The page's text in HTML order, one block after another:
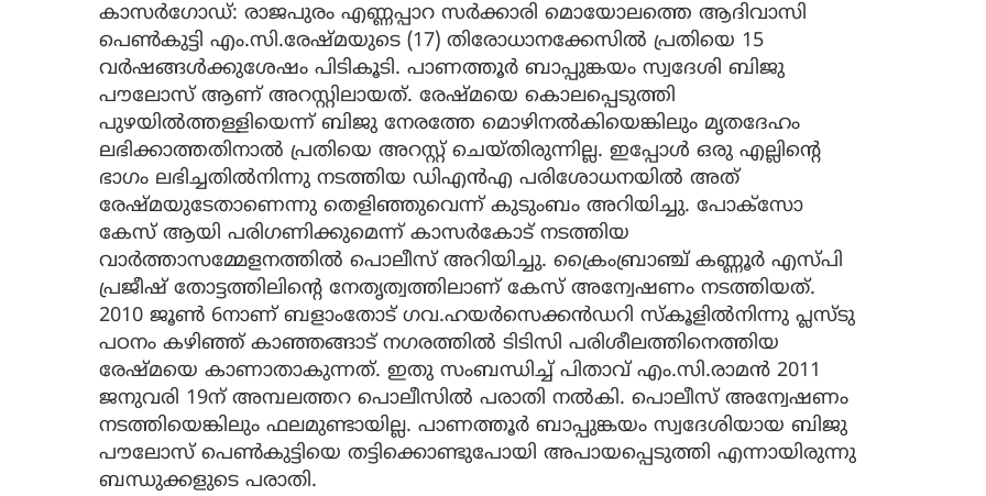
കാസർഗോഡ്: രാജപുരം എണ്ണപ്പാറ സർക്കാരി മൊയോലത്തെ ആദിവാസി
പെൺകുട്ടി എം.സി.രേഷ്മയുടെ (17) തിരോധാനക്കേസിൽ പ്രതിയെ 15
വർഷങ്ങള്‍ക്കുശേഷം പിടികൂടി. പാണത്തൂർ ബാപ്പുങ്കയം സ്വദേശി ബിജു
പൗലോസ് ആണ് അറസ്റ്റിലായത്. രേഷ്മയെ കൊലപ്പെടുത്തി
പുഴയിൽത്തള്ളിയെന്ന് ബിജു നേരത്തേ മൊഴിനൽകിയെങ്കിലും മൃതദേഹം
ലഭിക്കാത്തതിനാൽ പ്രതിയെ അറസ്റ്റ് ചെയ്തിരുന്നില്ല. ഇപ്പോൾ ഒരു എല്ലിന്റെ
ഭാഗം ലഭിച്ചതിൽനിന്നു നടത്തിയ ഡിഎൻഎ പരിശോധനയിൽ‌ അത്
രേഷ്മയുടേതാണെന്നു തെളിഞ്ഞുവെന്ന് കുടുംബം അറിയിച്ചു. പോക്സോ
കേസ് ആയി പരിഗണിക്കുമെന്ന് കാസർകോട് നടത്തിയ
വാർത്താസമ്മേളനത്തിൽ പൊലീസ് അറിയിച്ചു. ക്രൈംബ്രാഞ്ച് കണ്ണൂർ എസ്പി
പ്രജീഷ് തോട്ടത്തിലിന്റെ നേതൃത്വത്തിലാണ് കേസ് അന്വേഷണം നടത്തിയത്.
2010 ജൂൺ 6നാണ് ബളാംതോട് ഗവ.ഹയർസെക്കൻഡറി സ്കൂളിൽനിന്നു പ്ലസ്ടു
പഠനം കഴിഞ്ഞ് കാഞ്ഞങ്ങാട് നഗരത്തിൽ ടിടിസി പരിശീലത്തിനെത്തിയ
രേഷ്മയെ കാണാതാകുന്നത്. ഇതു സംബന്ധിച്ച് ‌പിതാവ് എം.സി.രാമൻ 2011
ജനുവരി 19ന് അമ്പലത്തറ പൊലീസിൽ പരാതി നൽകി. പൊലീസ് അന്വേഷണം
നടത്തിയെങ്കിലും ഫലമുണ്ടായില്ല. പാണത്തൂർ ബാപ്പുങ്കയം സ്വദേശിയായ ബിജു
പൗലോസ് പെൺകുട്ടിയെ തട്ടിക്കൊണ്ടുപോയി അപായപ്പെടുത്തി എന്നായിരുന്നു
ബന്ധുക്കളുടെ പരാതി.